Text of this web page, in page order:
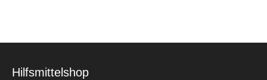
Hilfsmittelshop